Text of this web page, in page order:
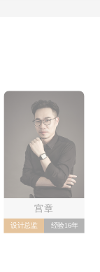
龚盼
设计总监 经验14年